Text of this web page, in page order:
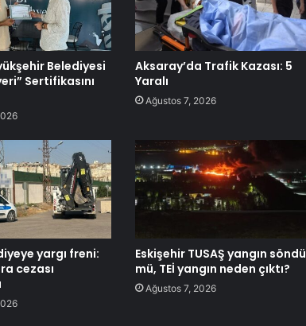
Belediyesi
Sertifikasını
Aksaray’da Trafik Kazası: 5
Yaralı
Ağustos 7, 2026
yargı freni:
cezası
Eskişehir TUSAŞ yangın söndü
mü, TEİ yangın neden çıktı?
Ağustos 7, 2026